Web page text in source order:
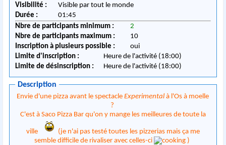
Visibilité :
Visible par tout le monde
Durée :
01:45
Nbre de participants minimum :
2
Nbre de participants maximum :
10
Inscription à plusieurs possible :
oui
Limite d'inscription :
Heure de l'activité (18:00)
Limite de désinscription :
Heure de l'activité (18:00)
Description
Envie d'une pizza avant le spectacleExperimental à l'Os à moelle
?
C'est à Saco Pizza Bar qu'on y mange les meilleures de toute la
ville
semble difficile de rivaliser avec celles-ci
)